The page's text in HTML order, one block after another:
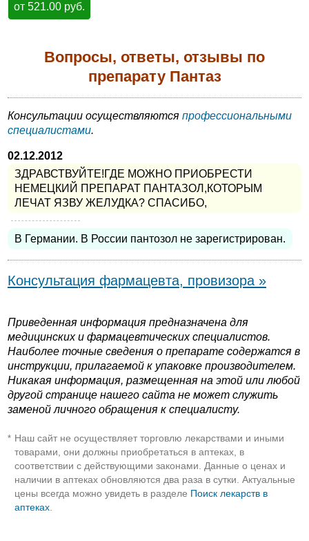
от 521.00 руб.
Вопросы, ответы, отзывы по
препарату Пантаз
Консультации осуществляются профессиональными
специалистами.
02.12.2012
ЗДРАВСТВУЙТЕ!ГДЕ МОЖНО ПРИОБРЕСТИ
НЕМЕЦКИЙ ПРЕПАРАТ ПАНТАЗОЛ,КОТОРЫМ
ЛЕЧАТ ЯЗВУ ЖЕЛУДКА? СПАСИБО,
В Германии. В России пантозол не зарегистрирован.
Консультация фармацевта, провизора »
Приведенная информация предназначена для
медицинских и фармацевтических специалистов.
Наиболее точные сведения о препарате содержатся в
инструкции, прилагаемой к упаковке производителем.
Никакая информация, размещенная на этой или любой
другой странице нашего сайта не может служить
заменой личного обращения к специалисту.
* Наш сайт не осуществляет торговлю лекарствами и иными
товарами, они должны приобретаться в аптеках, в
соответствии с действующими законами. Данные о ценах и
наличии в аптеках обновляются два раза в сутки. Актуальные
цены всегда можно увидеть в разделе Поиск лекарств в
аптеках